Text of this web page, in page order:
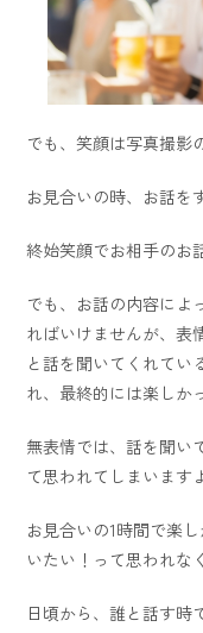
でも、笑顔は写真撮影
お見合いの時、お話を
終始笑顔でお相手のお
でも、お話の内容によ
ればいけませんが、表
と話を聞いてくれてい
れ、最終的には楽しか
無表情では、話を聞い
て思われてしまいます
お見合いの1時間で楽
いたい！って思われな
日頃から、誰と話す時